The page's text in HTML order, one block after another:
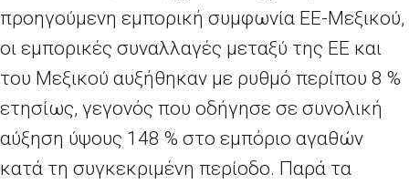
προηγούμενη εμπορική συμφωνία ΕΕ-Μεξικού,
οι εμπορικές συναλλαγές μεταξύ της ΕΕ και
του Μεξικού αυξήθηκαν με ρυθμό περίπου 8 %
ετησίως, γεγονός που οδήγησε σε συνολική
αύξηση ύψους 148 % στο εμπόριο αγαθών
κατά τη συγκεκριμένη περίοδο. Παρά τα